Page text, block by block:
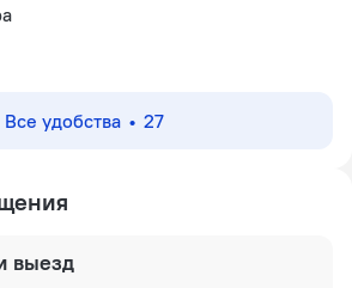
Все удобства 27
выезд